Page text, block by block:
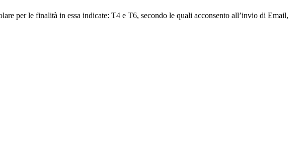
per le finalità in essa indicate: T4 e T6, secondo le quali acconsento all’invio di Email,